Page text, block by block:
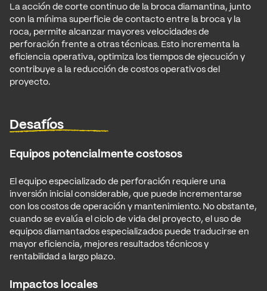
La acción de corte continuo de la broca diamantina, junto
con la mínima superficie de contacto entre la broca y la
roca, permite alcanzar mayores velocidades de
perforación frente a otras técnicas. Esto incrementa la
eficiencia operativa, optimiza los tiempos de ejecución y
contribuye a la reducción de costos operativos del
proyecto.
Desafíos
Equipos potencialmente costosos
El equipo especializado de perforación requiere una
inversión inicial considerable, que puede incrementarse
con los costos de operación y mantenimiento. No obstante,
cuando se evalúa el ciclo de vida del proyecto, el uso de
equipos diamantados especializados puede traducirse en
mayor eficiencia, mejores resultados técnicos y
rentabilidad a largo plazo.
Impactos locales